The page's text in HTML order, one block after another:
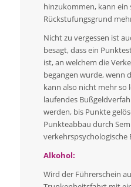
hinzukommen, kann ein
Rückstufungsgrund
Nicht zu vergessen ist
besagt, dass ein
ist, an welchem die
begangen wurde, wenn
kann also nicht mehr so
laufendes
werden, bis Punkte
Punkteabbau durch
verkehrspsychologische
Alkohol:
Wird der Führerschein